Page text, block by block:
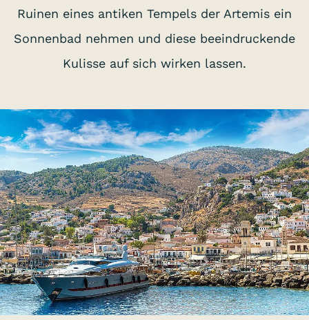
Ruinen eines antiken Tempels der Artemis ein
Sonnenbad nehmen und diese beeindruckende
Kulisse auf sich wirken lassen.